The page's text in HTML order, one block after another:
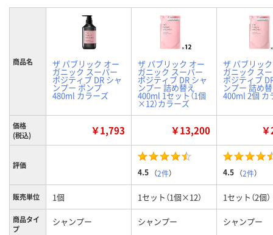
商品名 ザ パブリック オー
ガニック スーパー
ポジティブ DR シャ
ンプー ポンプ
480ml カラーズ
ザ パブリック オー
ガニック スーパー
ポジティブ DR シャ
ンプー 詰め替え
400ml 1セット（1個
×12）カラーズ
ザ パブリッ
ガニック ス
ポジティブ
ンプー 詰め
400ml 2個 カ
価格
(税込)
￥1,793 ￥13,200
評価
4.5 （2件） 4.5 （2件）
販売単位 1個 1セット（1個×12） 1セット（2個）
商品タイ
プ
シャンプー シャンプー シャンプー